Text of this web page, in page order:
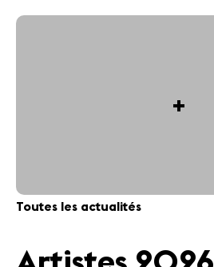
+
Toutes les actualités